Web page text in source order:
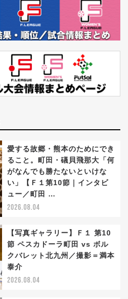
愛する故郷・熊本のためにでき
ること。町田・礒貝飛那大「何
がなんでも勝たないといけな
い」【Ｆ１第10節｜インタビ
ュー／町田 …
2026.08.04
【写真ギャラリー】Ｆ１ 第10
節 ペスカドーラ町田 vs ボル
クバレット北九州／撮影＝満本
泰介
2026.08.04